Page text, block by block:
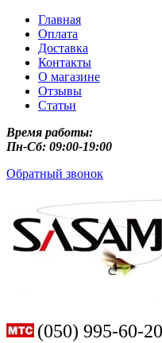
Главная
Оплата
Доставка
Контакты
О магазине
Отзывы
Статьи
Время работы:
Пн-Сб: 09:00-19:00
Обратный звонок
(050) 995-60-20